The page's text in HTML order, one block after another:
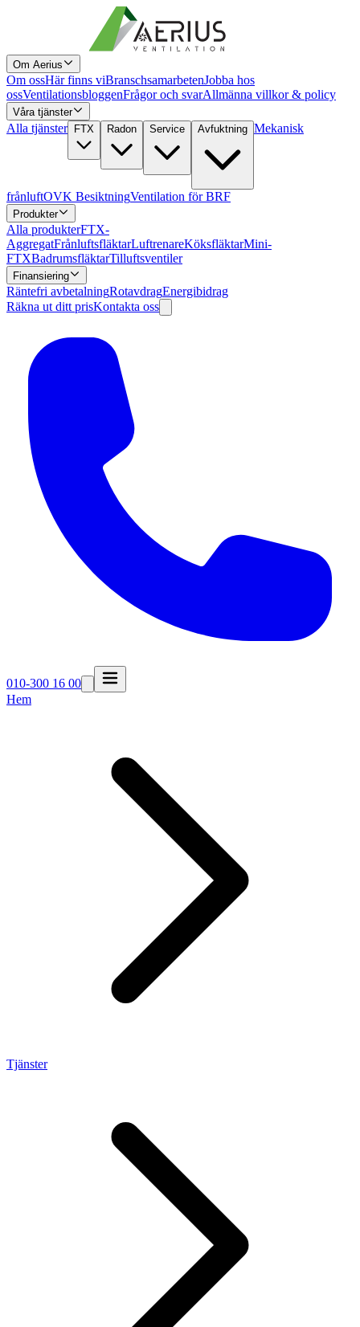
Om Aerius
Om ossHär finns viBranschsamarbetenJobba hos
ossVentilationsbloggenFrågor och svarAllmänna villkor & policy
Våra tjänster
Alla tjänster FTX Radon Service Avfuktning Mekanisk
frånluftOVK BesiktningVentilation för BRF
Produkter
Alla produkterFTX-
AggregatFrånluftsfläktarLuftrenareKöksfläktarMini-
FTXBadrumsfläktarTilluftsventiler
Finansiering
Räntefri avbetalningRotavdragEnergibidrag
Räkna ut ditt prisKontakta oss
010-300 16 00
Hem
Tjänster